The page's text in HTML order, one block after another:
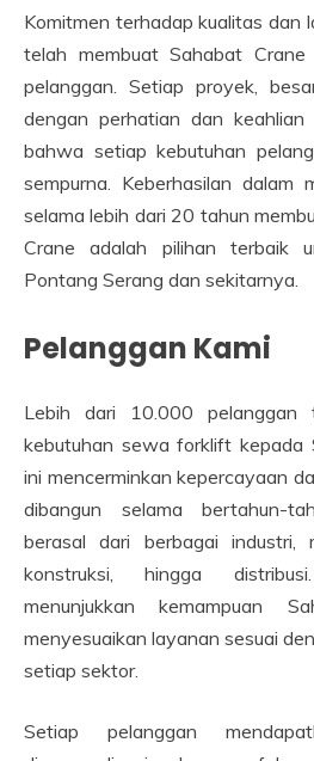
Komitmen terhadap kualitas dan
telah membuat Sahabat
pelanggan. Setiap proyek,
dengan perhatian dan keahlian
bahwa setiap kebutuhan
sempurna. Keberhasilan dalam
selama lebih dari 20 tahun
Crane adalah pilihan terbaik
Pontang Serang dan sekitarnya.
Pelanggan Kami
Lebih dari 10.000 pelanggan
kebutuhan sewa forklift kepada
ini mencerminkan kepercayaan
dibangun selama bertahun-
berasal dari berbagai industri,
konstruksi, hingga
menunjukkan kemampuan
menyesuaikan layanan sesuai
setiap sektor.
Setiap pelanggan